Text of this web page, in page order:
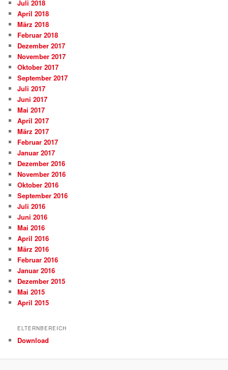
Juli 2018
April 2018
März 2018
Februar 2018
Dezember 2017
November 2017
Oktober 2017
September 2017
Juli 2017
Juni 2017
Mai 2017
April 2017
März 2017
Februar 2017
Januar 2017
Dezember 2016
November 2016
Oktober 2016
September 2016
Juli 2016
Juni 2016
Mai 2016
April 2016
März 2016
Februar 2016
Januar 2016
Dezember 2015
Mai 2015
April 2015
ELTERNBEREICH
Download